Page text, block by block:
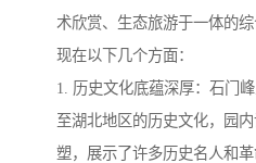
术欣赏、生态旅游于一体的
现在以下几个方面：
1. 历史文化底蕴深厚：石门
至湖北地区的历史文化，园
塑，展示了许多历史名人和